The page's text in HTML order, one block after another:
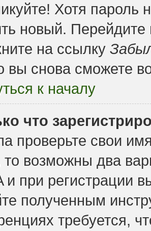
Хотя пароль
новый.
на ссылку
вы снова сможете
к началу
что
проверьте свои
то возможны два
и при регистрации
полученным
требуется,